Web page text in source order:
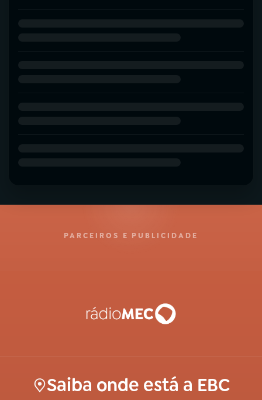
PARCEIROS E PUBLICIDADE
Saiba onde está a EBC